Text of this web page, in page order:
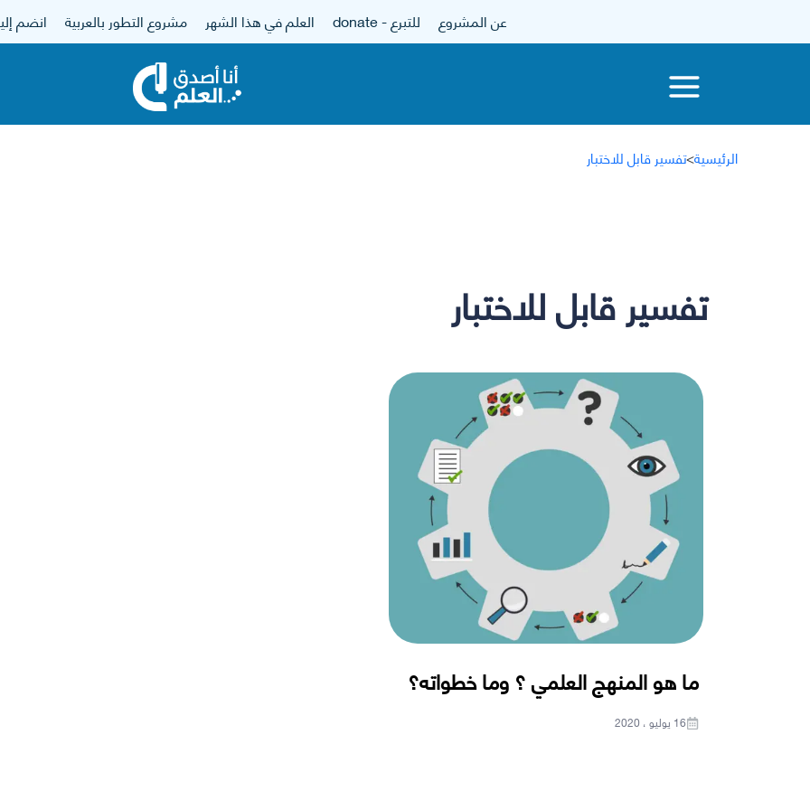
عن المشروع للتبرع - donate العلم في هذا الشهر مشروع التطور بالعربية انضم
الرئيسية>تفسير قابل للاختبار
تفسير قابل للاختبار
ما هو المنهج العلمي ؟ وما خطواته؟
16 يوليو ، 2020